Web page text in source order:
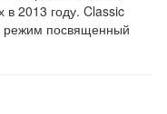
в 2013 году. Classic
режим посвященный